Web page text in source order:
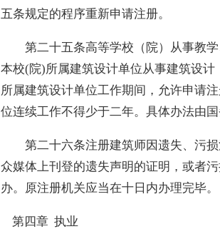
五条规定的程序重新申请注册。
第二十五条高等学校（院）从事教学
本校(院)所属建筑设计单位从事建筑设
所属建筑设计单位工作期间，允许申请
位连续工作不得少于二年。具体办法由
第二十六条注册建筑师因遗失、污损
众媒体上刊登的遗失声明的证明，或者
办。原注册机关应当在十日内办理完毕。
第四章 执业